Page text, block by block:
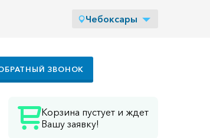
Чебоксары
Корзина пустует и ждет
Вашу заявку!
ЗВОНОК